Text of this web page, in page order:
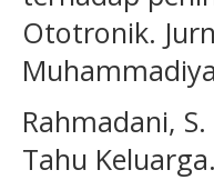
Ototronik.
Rahmadani,
Tahu